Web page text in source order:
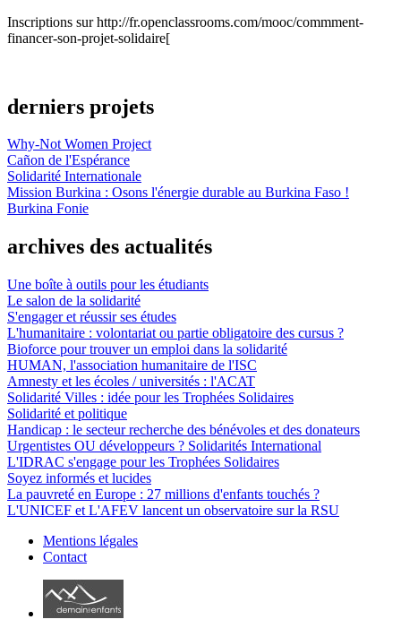
Inscriptions sur http://fr.openclassrooms.com/mooc/commment-
financer-son-projet-solidaire[
derniers projets
Why-Not Women Project
Cañon de l'Espérance
Solidarité Internationale
Mission Burkina : Osons l'énergie durable au Burkina Faso !
Burkina Fonie
archives des actualités
Une boîte à outils pour les étudiants
Le salon de la solidarité
S'engager et réussir ses études
L'humanitaire : volontariat ou partie obligatoire des cursus ?
Bioforce pour trouver un emploi dans la solidarité
HUMAN, l'association humanitaire de l'ISC
Amnesty et les écoles / universités : l'ACAT
Solidarité Villes : idée pour les Trophées Solidaires
Solidarité et politique
Handicap : le secteur recherche des bénévoles et des donateurs
Urgentistes OU développeurs ? Solidarités International
L'IDRAC s'engage pour les Trophées Solidaires
Soyez informés et lucides
La pauvreté en Europe : 27 millions d'enfants touchés ?
L'UNICEF et L'AFEV lancent un observatoire sur la RSU
Mentions légales
Contact